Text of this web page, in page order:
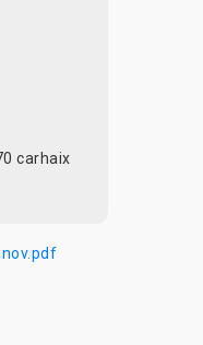
carhaix